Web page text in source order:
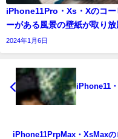
iPhone11Pro・Xs・Xのコー
ーがある風景の壁紙が取り放
2024年1月6日
iPhone11
iPhone11PrpMax・XsMaxの